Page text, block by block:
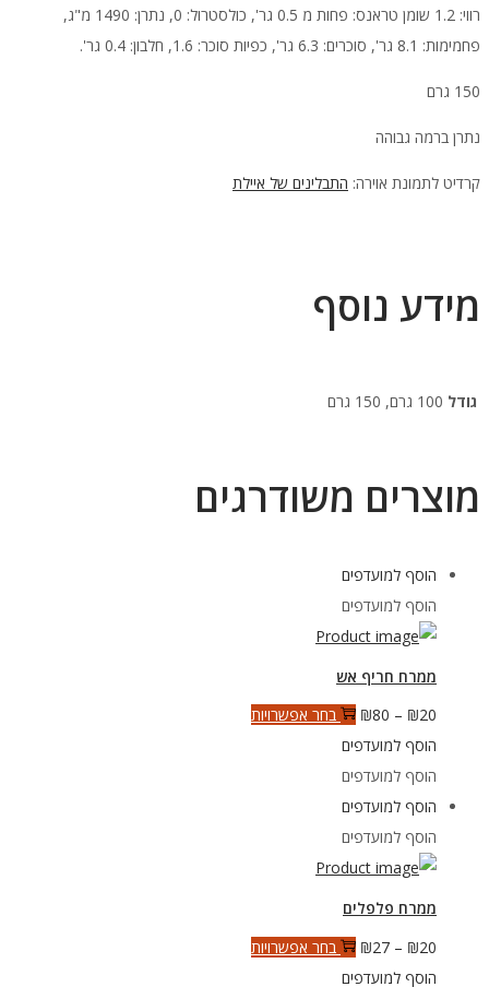
רווי: 1.2 שומן טראנס: פחות מ 0.5 גר', כולסטרול: 0, נתרן: 1490 מ"ג,
פחמימות: 8.1 גר', סוכרים: 6.3 גר', כפיות סוכר: 1.6, חלבון: 0.4 גר'.
150 גרם
נתרן ברמה גבוהה
קרדיט לתמונת אוירה: התבלינים של איילת
מידע נוסף
גודל 100 גרם, 150 גרם
מוצרים משודרגים
הוסף למועדפים
הוסף למועדפים
ממרח חריף אש
₪20
–
₪80
טווח
מחירים:
עד
בחר אפשרויותלמוצר
האפשרויות
הוסף למועדפים
הוסף למועדפים
הוסף למועדפים
הוסף למועדפים
ממרח פלפלים
₪20
–
₪27
טווח
מחירים:
בחר אפשרויותלמוצר
הוסף למועדפים